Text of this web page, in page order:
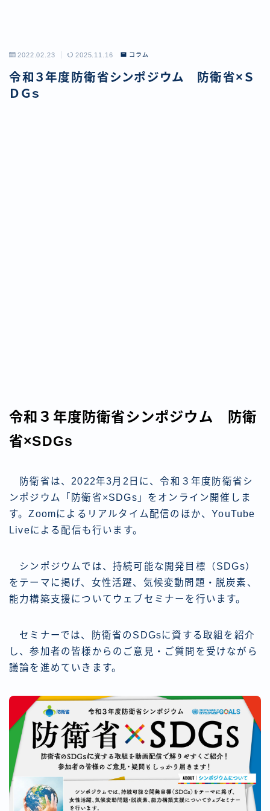
2022.02.23 2025.11.16 コラム
令和３年度防衛省シンポジウム 防衛省×Ｓ
ＤＧｓ
令和３年度防衛省シンポジウム 防衛
省×SDGs
防衛省は、2022年3月2日に、令和３年度防衛省シ
ンポジウム「防衛省×SDGs」をオンライン開催しま
す。Zoomによるリアルタイム配信のほか、YouTube
Liveによる配信も行います。
シンポジウムでは、持続可能な開発目標（SDGs）
をテーマに掲げ、女性活躍、気候変動問題・脱炭素、
能力構築支援についてウェブセミナーを行います。
セミナーでは、防衛省のSDGsに資する取組を紹介
し、参加者の皆様からのご意見・ご質問を受けながら
議論を進めていきます。